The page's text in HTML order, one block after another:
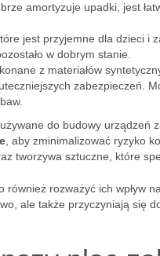
amortyzuje upadki, jest
jest przyjemne dla dzieci i
w dobrym stanie.
z materiałów
zabezpieczeń.
do budowy urządzeń
, aby zminimalizować ryzyko
tworzywa sztuczne, które
również rozważyć ich wpływ
ale także przyczyniają się